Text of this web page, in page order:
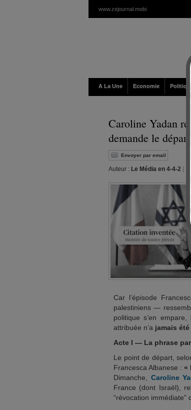
www.zejournal.mobi
A La Une Economie
Caroline Yadan
demande le
Envoyer par email
Auteur : Le Média en 4-4-2
Car l’épisode
palestiniens —
politique s’en
attribuée n’a jamais
Acte I — La phrase
Le point de départ,
Francesca Albanese : «
Dimanche, Caroline
France (dont Israël),
“révocation immédiate”